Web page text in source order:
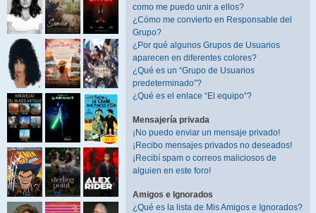
como me puedo unir a ellos?
¿Cómo me convierto en Responsable del
Grupo?
¿Por qué algunos Grupos de Usuarios
aparecen en diferentes colores?
¿Qué es un “Grupo de Usuarios
predeterminado”?
¿Qué es el enlace “El equipo”?
Mensajería privada
¡No puedo enviar un mensaje privado!
¡Recibo mensajes privados no deseados!
¡Recibí spam o correos maliciosos de
alguien en este foro!
Amigos e Ignorados
¿Qué es la lista de Mis Amigos e Ignorados?